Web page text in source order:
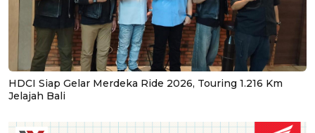
HDCI Siap Gelar Merdeka Ride 2026, Touring 1.216 Km
Jelajah Bali